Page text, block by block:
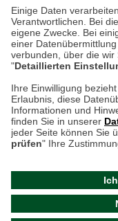
Einige Daten
Verantwortlichen. Bei
eigene Zwecke. Bei
einer
verbunden, über die wir
"Detaillierten
Ihre Einwilligung
Erlaubnis, diese
Informationen und
finden Sie in unserer
jeder Seite können Sie
prüfen" Ihre
Kontakt
Zur Echtheit von
am
Cookie-
ACHTUNG!
Ihr Browser
Leider können Sie
Bitte stellen Sie
Cookies für die Dauer